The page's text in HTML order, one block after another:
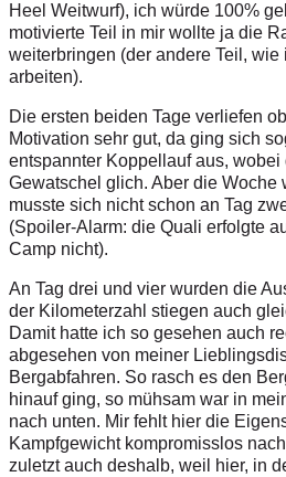
Heel Weitwurf), ich würde 100%
motivierte Teil in mir wollte ja die
weiterbringen (der andere Teil, wie
arbeiten).
Die ersten beiden Tage verliefen
Motivation sehr gut, da ging sich
entspannter Koppellauf aus, wobei
Gewatschel glich. Aber die Woche
musste sich nicht schon an Tag
(Spoiler-Alarm: die Quali erfolgte
Camp nicht).
An Tag drei und vier wurden die
der Kilometerzahl stiegen auch
Damit hatte ich so gesehen auch
abgesehen von meiner
Bergabfahren. So rasch es den
hinauf ging, so mühsam war in
nach unten. Mir fehlt hier die
Kampfgewicht kompromisslos
zuletzt auch deshalb, weil hier, in